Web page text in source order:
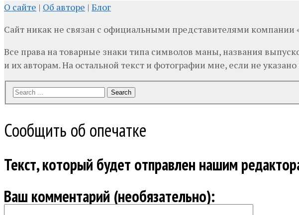
О сайте | Об авторе | Блог
Сайт никак не связан с официальными представителями компании
Все права на товарные знаки типа символов маны, названия
и их авторам. На остальной текст и фотографии мне, если не
Search
Сообщить об опечатке
Текст, который будет отправлен нашим
Ваш комментарий (необязательно):